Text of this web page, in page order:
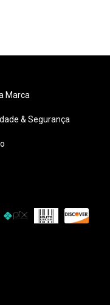
Marca
& Segurança